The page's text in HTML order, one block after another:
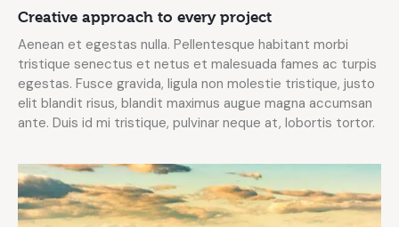
Creative approach to every project
Aenean et egestas nulla. Pellentesque habitant morbi
tristique senectus et netus et malesuada fames ac turpis
egestas. Fusce gravida, ligula non molestie tristique, justo
elit blandit risus, blandit maximus augue magna accumsan
ante. Duis id mi tristique, pulvinar neque at, lobortis tortor.